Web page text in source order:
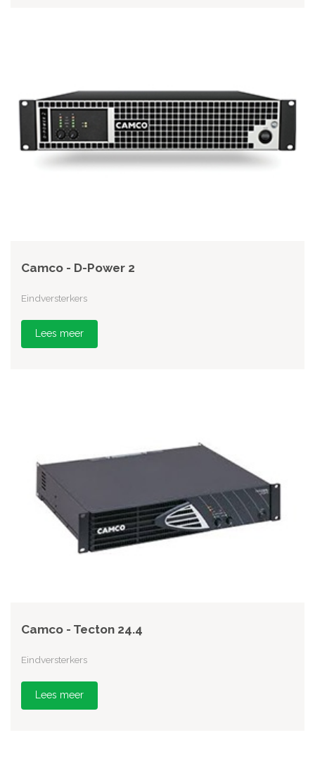
Camco - D-Power 2
Eindversterkers
Lees meer
Camco - Tecton 24.4
Eindversterkers
Lees meer